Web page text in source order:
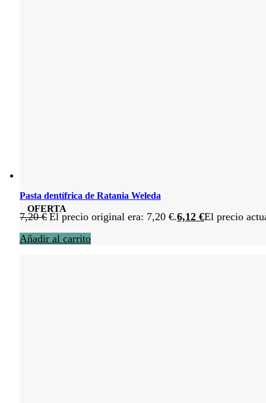
OFERTA
Pasta dentífrica de Ratania Weleda
7,20€ El precio original era: 7,20 €.6,12 €El precio
Añadir al carrito